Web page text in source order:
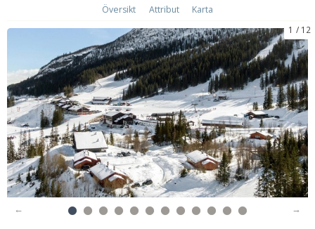
Översikt Attribut Karta
1 12